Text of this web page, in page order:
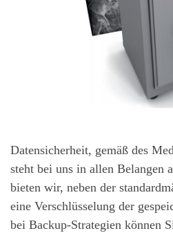
Datensicherheit, gemäß des
steht bei uns in allen Belangen
bieten wir, neben der
eine Verschlüsselung der
bei Backup-Strategien können